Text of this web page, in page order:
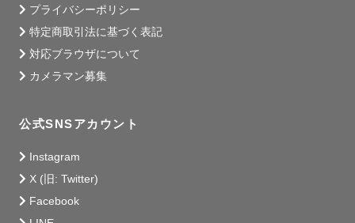
ていて少しの寂しさを感じました。母が撮ってくれていた
からです。一緒に写っていて欲しかった、心からそう思い
ました。
存在の、写真を撮る人』になりました。
家族や友人で集まったときに撮る写真は、撮ってくれてい
るその誰かが写らない１枚になると思います。
プライバシーポリシー
特定商取引法に基づく表記
対応ブラウザについて
カメラマン募集
公式SNSアカウント
Instagram
X (旧: Twitter)
Facebook